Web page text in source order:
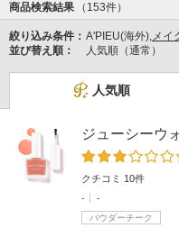
商品検索結果 （153件）
絞り込み条件： A'PIEU(海外),メイ
並び替え順：
人気順（通常）
人気順
ジューシーウ
クチコミ 10件
-
-
パウダーチーク